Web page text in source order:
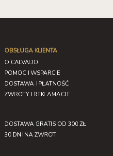
OBSŁUGA KLIENTA
O CALVADO
POMOC I WSPARCIE
DOSTAWA I PŁATNOŚĆ
ZWROTY I REKLAMACJE
DOSTAWA GRATIS OD 300 ZŁ
30 DNI NA ZWROT